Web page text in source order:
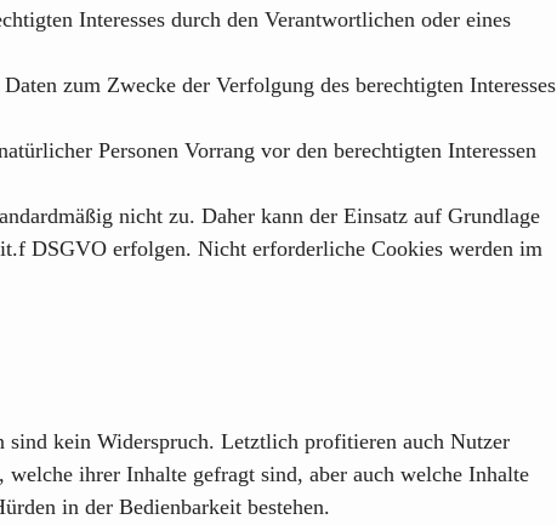
Interesses durch den Verantwortlichen oder eines
zum Zwecke der Verfolgung des berechtigten Interesses
Personen Vorrang vor den berechtigten Interessen
nicht zu. Daher kann der Einsatz auf Grundlage
DSGVO erfolgen. Nicht erforderliche Cookies werden im
sind kein Widerspruch. Letztlich profitieren auch Nutzer
welche ihrer Inhalte gefragt sind, aber auch welche Inhalte
in der Bedienbarkeit bestehen.